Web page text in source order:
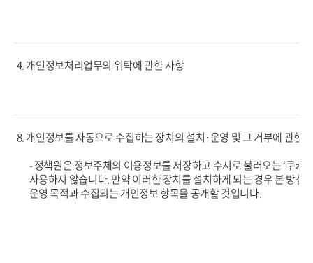
4. 개인정보처리업무의 위탁에 관한 사항
8. 개인정보를 자동으로 수집하는 장치의 설치·운영 및 그 거부에 관한
- 정책원은 정보주체의 이용정보를 저장하고 수시로 불러오는 ‘쿠키
사용하지 않습니다. 만약 이러한 장치를 설치하게 되는 경우 본 방침
운영 목적과 수집되는 개인정보 항목을 공개할 것입니다.